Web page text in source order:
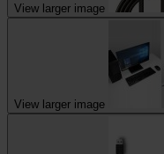
View larger image
View larger image